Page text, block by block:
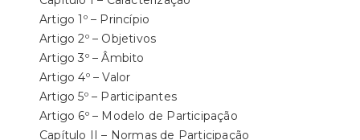
Artigo 1º – Princípio
Artigo 2º – Objetivos
Artigo 3º – Âmbito
Artigo 4º – Valor
Artigo 5º – Participantes
Artigo 6º – Modelo de Participação
Capítulo II – Normas de Participação